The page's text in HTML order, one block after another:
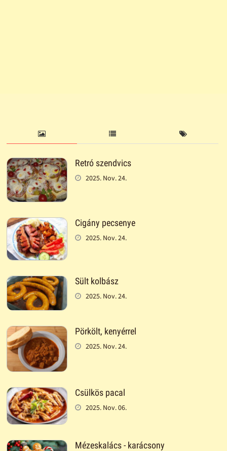
Retró szendvics
2025. Nov. 24.
Cigány pecsenye
2025. Nov. 24.
Sült kolbász
2025. Nov. 24.
Pörkölt, kenyérrel
2025. Nov. 24.
Csülkös pacal
2025. Nov. 06.
Mézeskalács - karácsony